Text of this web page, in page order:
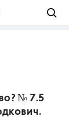
№ 7.5